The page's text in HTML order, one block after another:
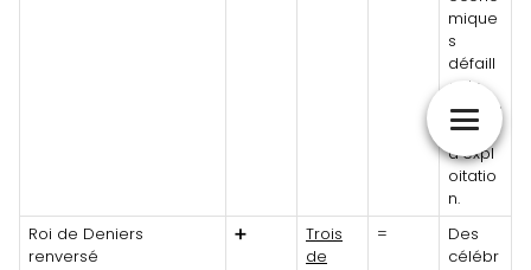
mique
s
défaill
ants
ou une
forme
d'expl
oitatio
n.
Roi de Deniers
renversé
➕
Trois
de
=
Des
célébr